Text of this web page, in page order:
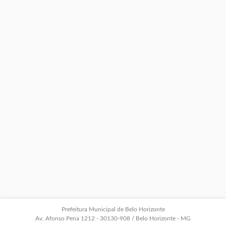
Prefeitura Municipal de Belo Horizonte
Av. Afonso Pena 1212 - 30130-908 / Belo Horizonte - MG